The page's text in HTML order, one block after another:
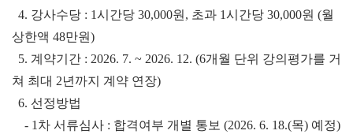
4. 강사수당 : 1시간당 30,000원, 초과 1시간당 30,000원 (월
상한액 48만원)
5. 계약기간 : 2026. 7. ~ 2026. 12. (6개월 단위 강의평가를 거
쳐 최대 2년까지 계약 연장)
6. 선정방법
- 1차 서류심사 : 합격여부 개별 통보 (2026. 6. 18.(목) 예정)